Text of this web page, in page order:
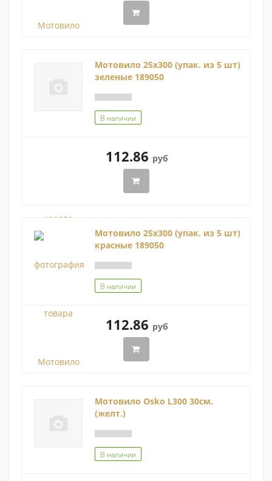
Мотовило 25х300 (упак. из 5 шт)
зеленые 189050
В наличии
112.86 руб
Мотовило 25х300 (упак. из 5 шт)
красные 189050
В наличии
112.86 руб
Мотовило Osko L300 30см.
(желт.)
В наличии